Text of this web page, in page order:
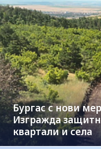
Бургас с нови
Изгражда
квартали и села